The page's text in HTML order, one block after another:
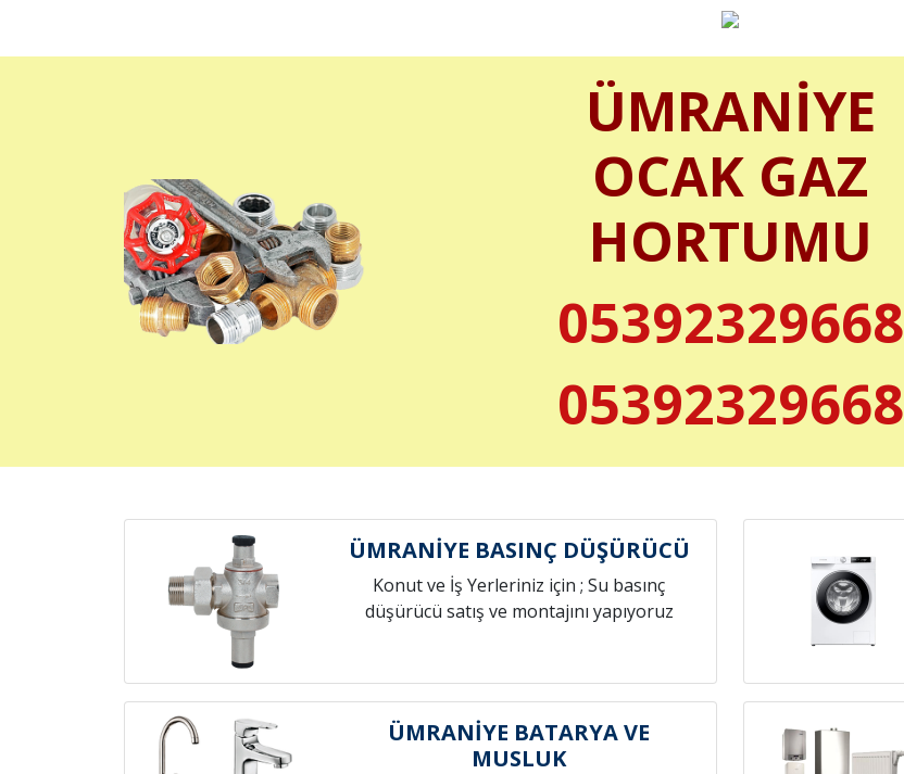
ÜMRANİYE
OCAK GAZ
HORTUMU
05392329668
05392329668
ÜMRANİYE BASINÇ DÜŞÜRÜCÜ
Konut ve İş Yerleriniz için ; Su basınç
düşürücü satış ve montajını yapıyoruz
ÜMRANİYE BATARYA VE
MUSLUK